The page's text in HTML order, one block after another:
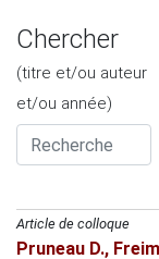
Chercher
(titre et/ou auteur
et/ou année)
Article de colloque
Pruneau D.,